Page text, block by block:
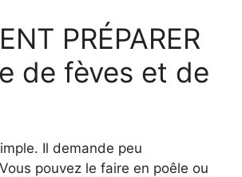
PRÉPARER
de fèves et de
Il demande peu
pouvez le faire en poêle ou